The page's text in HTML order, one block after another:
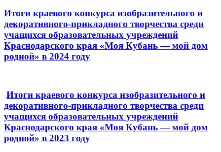
Итоги краевого конкурса изобразительного и
декоративного-прикладного творчества среди
учащихся образовательных учреждений
Краснодарского края «Моя Кубань — мой дом
родной» в 2024 году
Итоги краевого конкурса изобразительного и
декоративного-прикладного творчества среди
учащихся образовательных учреждений
Краснодарского края «Моя Кубань — мой дом
родной» в 2023 году